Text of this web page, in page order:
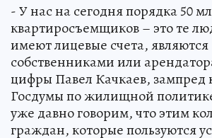
- У нас на сегодня порядка 50
квартиросъемщиков – это те
имеют лицевые счета, являются
собственниками или
цифры Павел Качкаев, зампред
Госдумы по жилищной
уже давно говорим, что этим
граждан, которые пользуются